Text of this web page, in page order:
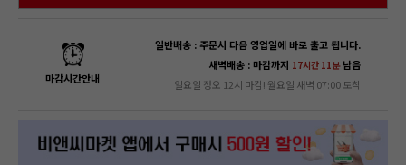
마감시간안내
일반배송 : 주문시 다음 영업일에 바로 출고 됩니다.
새벽배송 : 마감까지 17시간 11분남음
일요일 정오 12시 마감! 월요일 새벽 07:00 도착